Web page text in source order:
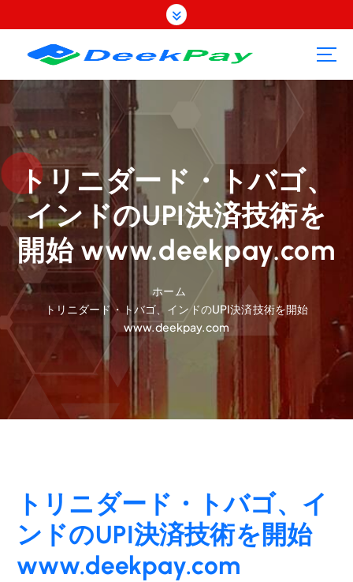
ン
ツ
ッ
プ
トリニダード・トバゴ、
インドのUPI決済技術を
開始 www.deekpay.com
ホーム
トリニダード・トバゴ、インドのUPI決済技術を開始
www.deekpay.com
トリニダード・トバゴ、イ
ンドのUPI決済技術を開始
www.deekpay.com